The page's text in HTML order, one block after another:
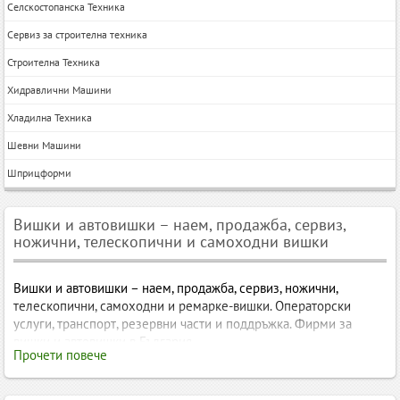
Селскостопанска Техника
Сервиз за строителна техника
Строителна Техника
Хидравлични Машини
Хладилна Техника
Шевни Машини
Шприцформи
Вишки и автовишки – наем, продажба, сервиз,
ножични, телескопични и самоходни вишки
Вишки и автовишки – наем, продажба, сервиз, ножични,
телескопични, самоходни и ремарке-вишки. Операторски
услуги, транспорт, резервни части и поддръжка. Фирми за
вишки и автовишки в България.
телескопични и самоходни вишки
Прочети повече